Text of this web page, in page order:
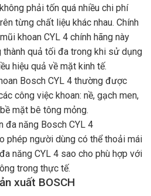
phải tốn quá nhiều chi phí
từng chất liệu khác nhau. Chính
khoan CYL 4 chính hãng này
thành quả tối đa trong khi sử dụng
hiệu quả về mặt kinh tế.
Bosch CYL 4 thường được
công việc khoan: nề, gạch men,
mặt bê tông mỏng.
đa năng Bosch CYL 4
phép người dùng có thể thoải mái
năng CYL 4 sao cho phù hợp với
trong thực tế.
xuất BOSCH